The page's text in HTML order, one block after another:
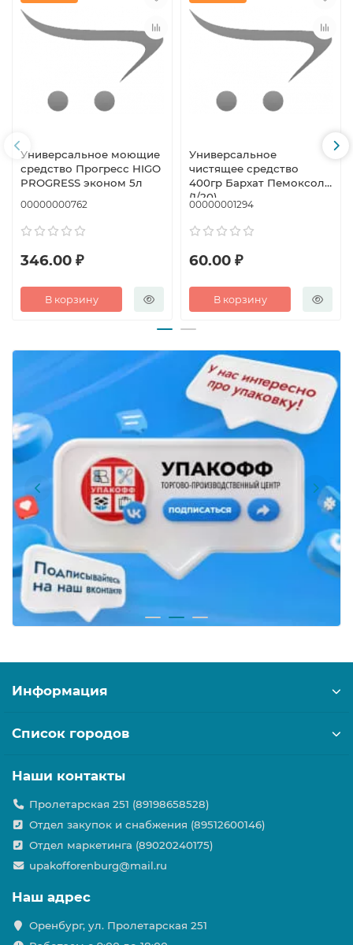
Универсальное моющие
средство Прогресс HIGO
PROGRESS эконом 5л
00000000762
346.00 ₽
В корзину
Универсальное
чистящее средство
400гр Бархат Пемоксоль
(1/20)
00000001294
60.00 ₽
В корзину
Информация
Список городов
Наши контакты
Пролетарская 251 (89198658528)
Отдел закупок и снабжения (89512600146)
Отдел маркетинга (89020240175)
upakofforenburg@mail.ru
Наш адрес
Оренбург, ул. Пролетарская 251